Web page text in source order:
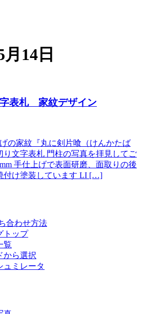
14日
表札 家紋デザイン
の家紋『丸に剣片喰（けんかたば
り文字表札 門柱の写真を拝見してご
手仕上げで表面研磨、面取りの後
付け塗装しています LI […]
合わせ方法
トップ
覧
から選択
ュミレータ